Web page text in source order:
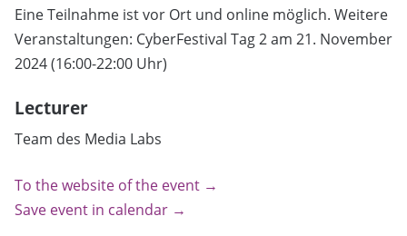
Eine Teilnahme ist vor Ort und online möglich. Weitere
Veranstaltungen: CyberFestival Tag 2 am 21. November
2024 (16:00-22:00 Uhr)
Lecturer
Team des Media Labs
To the website of the event →
Save event in calendar →